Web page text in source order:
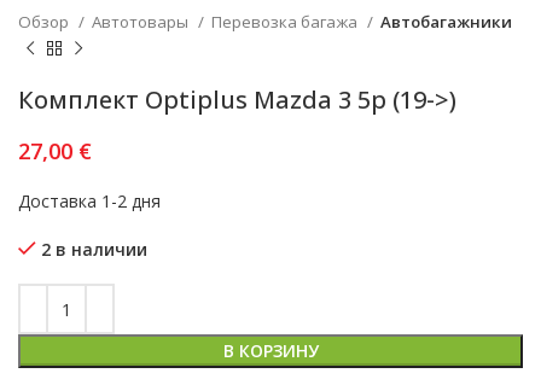
Обзор Автотовары Перевозка багажа Автобагажники
Комплект Optiplus Mazda 3 5p (19->)
27,00 €
Доставка 1-2 дня
2 в наличии
В КОРЗИНУ